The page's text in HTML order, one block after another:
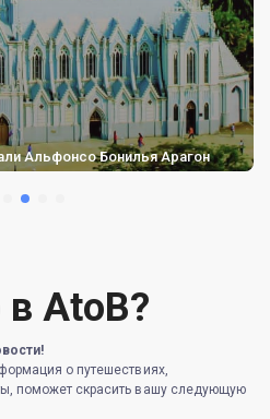
Альфонсо Бонилья Арагон
в AtoB?
о путешествиях,
поможет скрасить вашу следующую